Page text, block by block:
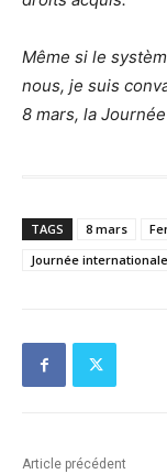
Même si le
nous, je suis
8 mars, la
TAGS 8 mars
Journée
Article précédent